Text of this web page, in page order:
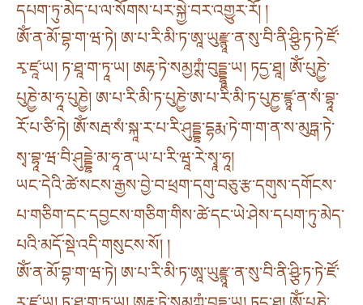
དཔག་ཏུ་མེད་པ་ལ་སོགས་པར་སྐྱེ་བར་འགྱུར་རོ། །
ཨོཾ་ན་མོ་བྷ་ག་ཝ་ཏེ། ཨ་པ་རི་མི་ཏ་ཨཱ་ཡུརྫྙཱ་ན་སུ་བི་ནི་ཤྩི་ཏ་ཏེ་ཛོ་
རྭ་ཛཱ་ཡ། ཏ་ཐཱ་ག་ཏཱ་ཡ། ཨརྷ་ཏེ་སམྱཀྶཾ་བུདྡྷཱ་ཡ། ཏདྱ་ཐཱ། ཨོཾ་པུཎྱེ་
པུཎྱེ་མ་ཧཱ་པུཎྱེ། ཨ་པ་རི་མི་ཏ་པུཎྱེ་ཨ་པ་རི་མི་ཏ་པུཎྱ་ཛྙཱ་ན་སཾ་བྷཱ་
རོ་པ་ཙི་ཏེ། ཨོཾ་སརྦ་སཾ་སྐཱ་ར་པ་རི་ཤུདྡྷ་དྷརྨ་ཏེ་ག་ག་ན་ས་མུཏྒ་ཏེ་
སྭ་བྷཱ་ཝ་བི་ཤུདྡྷེ་མ་ཧཱ་ན་ཡ་པ་རི་ཝཱ་རེ་སྭཱ་ཧཱ།
ཡང་དེའི་ཚེ་སངས་རྒྱས་བྱེ་བ་ཕྲག་དགུ་བཅུ་རྩ་དགུས་དགོངས་
པ་གཅིག་དང་དབྱངས་གཅིག་གིས་ཚེ་དང་ཡེ་ཤེས་དཔག་ཏུ་མེད་
པའི་མདོ་སྡེ་འདི་གསུངས་སོ། །
ཨོཾ་ན་མོ་བྷ་ག་ཝ་ཏེ། ཨ་པ་རི་མི་ཏ་ཨཱ་ཡུརྫྙཱ་ན་སུ་བི་ནི་ཤྩི་ཏ་ཏེ་ཛོ་